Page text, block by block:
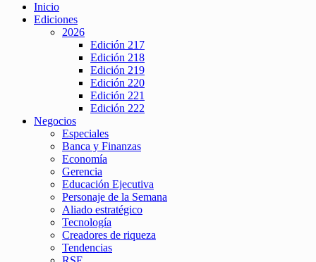
Inicio
Ediciones
2026
Edición 217
Edición 218
Edición 219
Edición 220
Edición 221
Edición 222
Negocios
Especiales
Banca y Finanzas
Economía
Gerencia
Educación Ejecutiva
Personaje de la Semana
Aliado estratégico
Tecnología
Creadores de riqueza
Tendencias